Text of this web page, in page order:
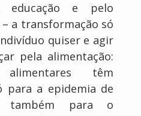
educação e pelo
a transformação só
quiser e agir
pela alimentação:
têm
para a epidemia de
também para o